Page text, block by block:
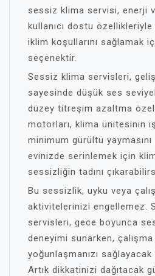
sessiz klima servisi, enerji
kullanıcı dostu
iklim koşullarını sağlamak
seçenektir.
Sessiz klima servisleri,
sayesinde düşük ses
düzey titreşim azaltma
motorları, klima ünitesinin
minimum gürültü
evinizde serinlemek için
sessizliğin tadını
Bu sessizlik, uyku veya
aktivitelerinizi engellemez.
servisleri, gece boyunca
deneyimi sunarken, çalışma
yoğunlaşmanızı
Artık dikkatinizi dağıtacak